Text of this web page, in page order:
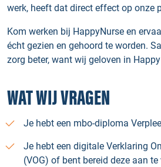
werk, heeft dat direct effect op onze
Kom werken bij HappyNurse en
écht gezien en gehoord te worden.
zorg beter, want wij geloven in
WAT WIJ VRAGEN
Je hebt een mbo-diploma
Je hebt een digitale Verklaring
(VOG) of bent bereid deze aan te